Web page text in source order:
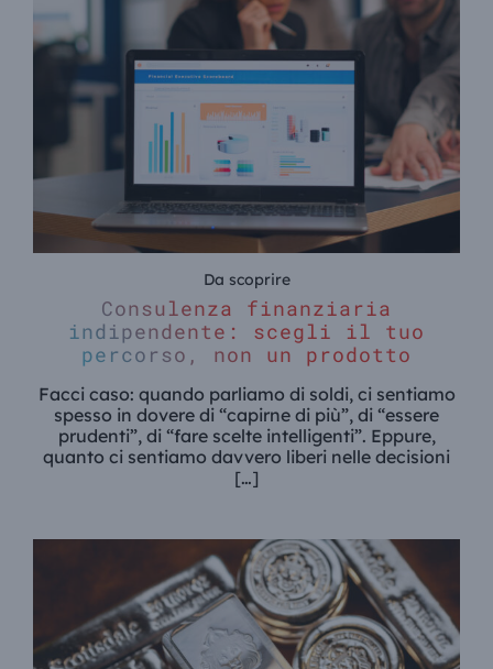
Da scoprire
Consulenza finanziaria
indipendente: scegli il tuo
percorso, non un prodotto
Facci caso: quando parliamo di soldi, ci sentiamo
spesso in dovere di “capirne di più”, di “essere
prudenti”, di “fare scelte intelligenti”. Eppure,
quanto ci sentiamo davvero liberi nelle decisioni
[…]